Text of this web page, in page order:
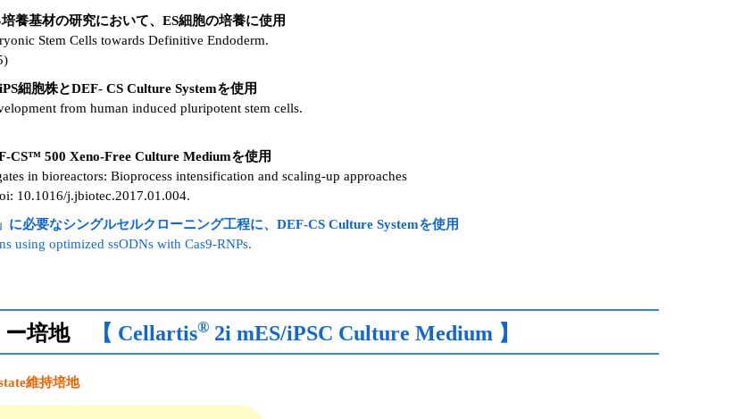
養基材の研究において、ES細胞の培養に使用
Stem Cells towards Definitive Endoderm.
細胞株とDEF- CS Culture Systemを使用
from human induced pluripotent stem cells.
CS™ 500 Xeno-Free Culture Mediumを使用
in bioreactors: Bioprocess intensification and scaling-up approaches
10.1016/j.jbiotec.2017.01.004.
必要なシングルセルクローニング工程に、DEF-CS Culture Systemを使用
using optimized ssODNs with Cas9-RNPs.
ー培地 【 Cellartis® 2i mES/iPSC Culture Medium 】
維持培地